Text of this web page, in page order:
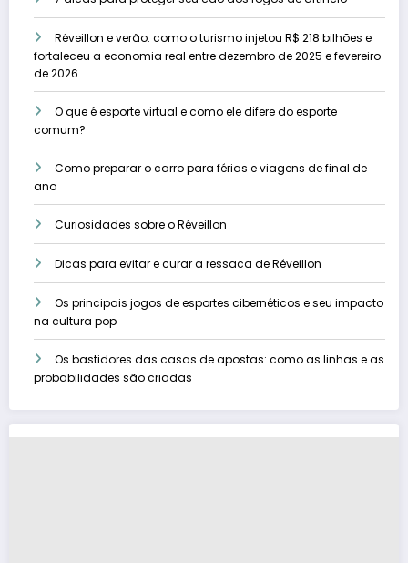
Réveillon e verão: como o turismo injetou R$ 218 bilhões e
fortaleceu a economia real entre dezembro de 2025 e fevereiro
de 2026
O que é esporte virtual e como ele difere do esporte
comum?
Como preparar o carro para férias e viagens de final de
ano
Curiosidades sobre o Réveillon
Dicas para evitar e curar a ressaca de Réveillon
Os principais jogos de esportes cibernéticos e seu impacto
na cultura pop
Os bastidores das casas de apostas: como as linhas e as
probabilidades são criadas